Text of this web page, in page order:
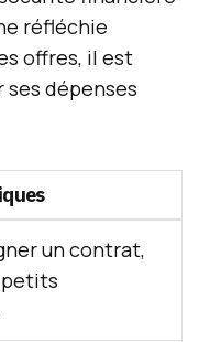
réfléchie
offres, il est
dépenses
un contrat,